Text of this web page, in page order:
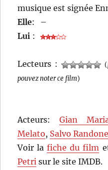
musique est signée
Elle:
–
Lui :
Lecteurs : (
pouvez noter ce film)
Acteurs: Gian
Melato, Salvo Randone
Voir lafiche du film
Petri sur le site IMDB.